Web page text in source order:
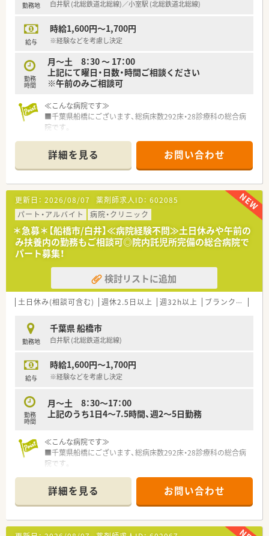
（※就業時間によって変更有り）
≪福利厚生≫
■団体保険加入割引、等
■未就学児の子の看護休暇、人間ドック休暇 裁判員制度休暇、
等
勤務地 白井駅 (北総鉄道北総線)／小室駅 (北総鉄道北総線)
給与
時給1,600円～1,700円
※経験などを考慮し決定
勤務
時間
月～土 8：30 〜 17：00
上記にて曜日・日数・時間ご相談ください
※午前のみご相談可
≪こんな病院です≫
■千葉県船橋にございます、総病床数292床・28診療科の総合病
院です。
在宅医療も行っています。
■医療の全てのステージで地域に貢献できる体制が整った病院
です。
■車通勤が可能です（駐車場代：日額70円）
■院内託児所があり、小さなお子様がいらっしゃる方も安心して
ご就業いただけます。
■職員食堂がご利用可能です。
≪業務内容≫
■入院患者様の調剤・監査、TPN、抗がん剤混同調製、薬剤管理指
導、病棟薬剤業務、製剤業務、治験、医薬品管理
幅広い業務に触れることができ、薬剤師としてスキルアップでき
■勤務時間は日勤8：30〜17：00のうちご希望に合わせて相談可
能です。
が可能です
≪おすすめポイント≫
勤務等、ご希望をまずはお聞かせください！
■大手法人ならではの多彩な福利厚生制度がございます！
遇制度が受けることが可能◎
■急性期から回復期、在宅医療と幅広く学べる環境があります。
詳細を見る お問い合わせ
更新日： 2026/08/07 薬剤師求人ID： 602085
パート・アルバイト
病院・クリニック
＊急募＊【船橋市/白井】≪病院経験不問≫土日休みや午前の
み扶養内の勤務もご相談可◎院内託児所完備の総合病院で
パート募集！
検討リストに追加
土日休み(相談可含む) 週休2.5日以上 週32h以上 ブランク可
勤務地
千葉県 船橋市
白井駅 (北総鉄道北総線)
給与
時給1,600円～1,700円
※経験などを考慮し決定
勤務
時間
月～土 8：30〜17：00
上記のうち1日4～7.5時間、週2～5日勤務
≪こんな病院です≫
■千葉県船橋にございます、総病床数292床・28診療科の総合病
院です。
在宅医療も行っています。
■医療の全てのステージで地域に貢献できる体制が整った病院
です。
■車通勤が可能です（駐車場代：日額70円）
■院内託児所があり、小さなお子様がいらっしゃる方も安心して
詳細を見る お問い合わせ